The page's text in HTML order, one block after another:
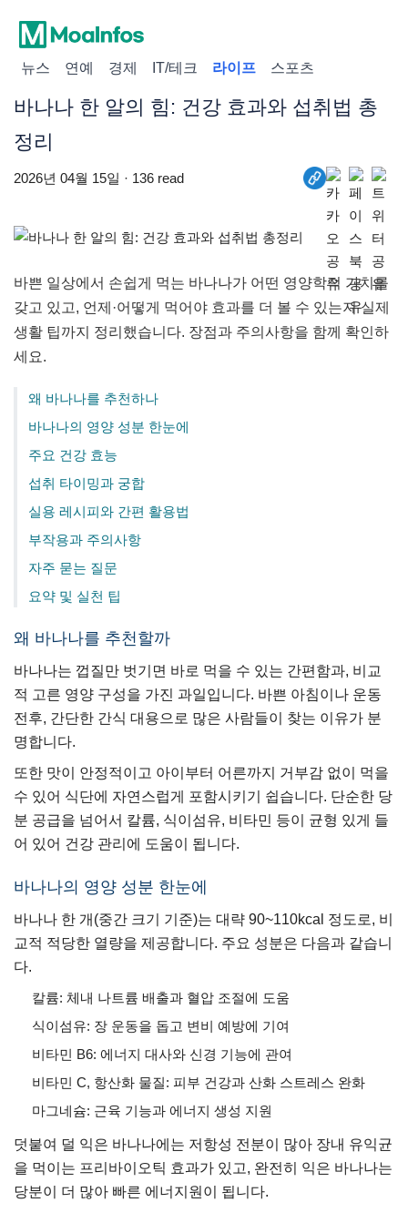
뉴스 연예 경제 IT/테크 라이프 스포츠
바나나 한 알의 힘: 건강 효과와 섭취법 총
정리
2026년 04월 15일 · 136 read
바쁜 일상에서 손쉽게 먹는 바나나가 어떤 영양학적 가치를
갖고 있고, 언제·어떻게 먹어야 효과를 더 볼 수 있는지 실제
생활 팁까지 정리했습니다. 장점과 주의사항을 함께 확인하
세요.
왜 바나나를 추천하나
바나나의 영양 성분 한눈에
주요 건강 효능
섭취 타이밍과 궁합
실용 레시피와 간편 활용법
부작용과 주의사항
자주 묻는 질문
요약 및 실천 팁
왜 바나나를 추천할까
바나나는 껍질만 벗기면 바로 먹을 수 있는 간편함과, 비교
적 고른 영양 구성을 가진 과일입니다. 바쁜 아침이나 운동
전후, 간단한 간식 대용으로 많은 사람들이 찾는 이유가 분
명합니다.
또한 맛이 안정적이고 아이부터 어른까지 거부감 없이 먹을
수 있어 식단에 자연스럽게 포함시키기 쉽습니다. 단순한 당
분 공급을 넘어서 칼륨, 식이섬유, 비타민 등이 균형 있게 들
어 있어 건강 관리에 도움이 됩니다.
바나나의 영양 성분 한눈에
바나나 한 개(중간 크기 기준)는 대략 90~110kcal 정도로, 비
교적 적당한 열량을 제공합니다. 주요 성분은 다음과 같습니
다.
칼륨: 체내 나트륨 배출과 혈압 조절에 도움
식이섬유: 장 운동을 돕고 변비 예방에 기여
비타민 B6: 에너지 대사와 신경 기능에 관여
비타민 C, 항산화 물질: 피부 건강과 산화 스트레스 완화
마그네슘: 근육 기능과 에너지 생성 지원
덧붙여 덜 익은 바나나에는 저항성 전분이 많아 장내 유익균
을 먹이는 프리바이오틱 효과가 있고, 완전히 익은 바나나는
당분이 더 많아 빠른 에너지원이 됩니다.